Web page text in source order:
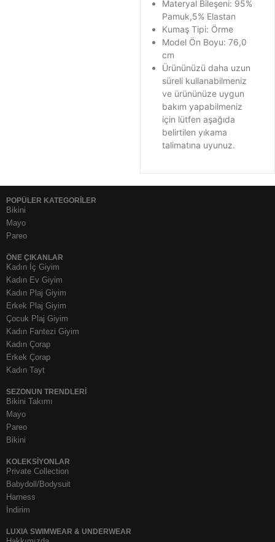
Materyal Bileşeni: 95%
Pamuk,5% Elastan
Kumaş Tipi: Örme
Model Ön Boyu: 76,0
cm
Ürününüzü daha uzun
süreli kullanabilmeniz
ve ürününüze uygun
bakım yapabilmeniz
için lütfen aşağıda
belirtilen yıkama
talimatına uyunuz.
POPÜLER KATEGORİLER
Bikini
Mayo
Pareo
ÖNE ÇIKANLAR
Kadın İç Giyim
Kadın Ev Giyim
Kadın Plaj Giyim
Erkek Plaj Giyim
Çocuk Plaj Giyim
Kadın Fantezi Giyim
Kadın Çorap
Erkek Çorap
Kadın Tayt
SEZONUN TRENDLERI
Bikini Takımı
Mayo
Pareo
Bikini
KOLEKSIYONLAR
Private Collection
Babydoll/Bodysuit
Harness
İndirim
LUXIA SWIMWEAR & UNDERWEAR